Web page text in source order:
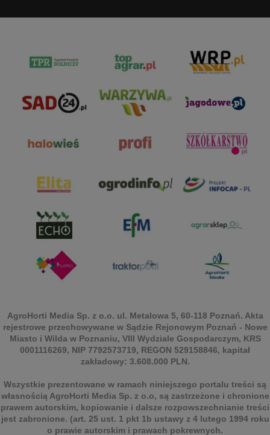
AgroHorti Media Sp. z o.o. ul. Metalowa 5, 60-118 Poznań. Akta
rejestrowe przechowywane w Sądzie Rejonowym Poznań - Nowe
Miasto i Wilda w Poznaniu, VIII Wydziale Gospodarczym, KRS
0001116269, NIP 7792573719, REGON 529158846, kapitał
zakładowy: 3.608.000 PLN.
Wszystkie prezentowane w ramach niniejszego portalu treści są
własnością AgroHorti Media Sp. z o.o, są zastrzeżone i chronione
prawem autorskim, kopiowanie i dalsze rozpowszechnianie treści
jest zabronione. (art. 25 ust. 1 pkt 1b ustawy z 4 lutego 1994 roku
o prawie autorskim i prawach pokrewnych.